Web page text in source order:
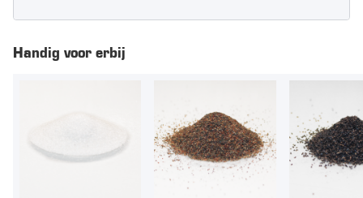
Handig voor erbij